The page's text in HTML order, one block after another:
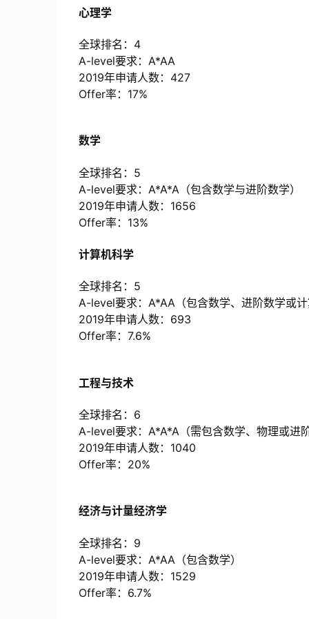
心理学
全球排名：4
A-level要求：A*AA
2019年申请人数：427
Offer率：17%
数学
全球排名：5
A-level要求：A*A*A（包含数学与进阶数学）
2019年申请人数：1656
Offer率：13%
计算机科学
全球排名：5
A-level要求：A*AA（包含数学、进阶数学或计
2019年申请人数：693
Offer率：7.6%
工程与技术
全球排名：6
A-level要求：A*A*A（需包含数学、物理或进阶
2019年申请人数：1040
Offer率：20%
经济与计量经济学
全球排名：9
A-level要求：A*AA（包含数学）
2019年申请人数：1529
Offer率：6.7%